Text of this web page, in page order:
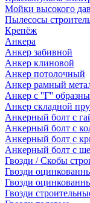
Мойки высокого
Пылесосы
Крепёж
Анкера
Анкер забивной
Анкер клиновой
Анкер потолочный
Анкер рамный
Анкер с ''Г''
Анкер складной
Анкерный болт с
Анкерный болт с
Анкерный болт с
Анкерный болт с
Гвозди / Скобы
Гвозди
Гвозди
Гвозди